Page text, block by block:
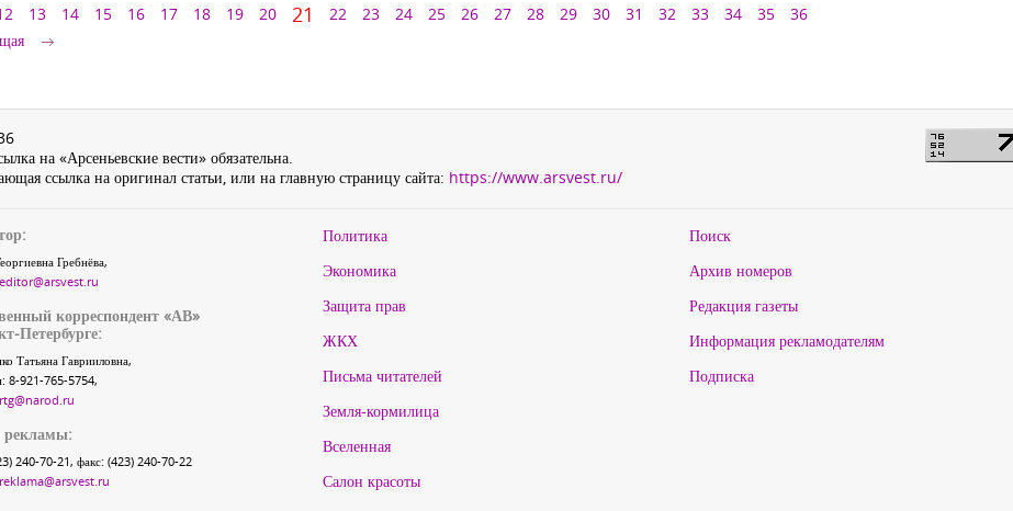
13 14 15 16 17 18 19 20 21 22 23 24 25 26 27 28 29 30 31 32 33 34 35
36
на «Арсеньевские вести» обязательна.
ссылка на оригинал статьи, или на главную страницу сайта: https://www.arsvest.ru/
Гребнёва,
editor@arsvest.ru
корреспондент «АВ»
Петербурге:
Татьяна Гаврииловна,
8-921-765-5754,
rtg@narod.ru
рекламы:
240-70-21, факс: (423) 240-70-22
reklama@arsvest.ru
Политика
Экономика
Защита прав
ЖКХ
Письма читателей
Земля-кормилица
Вселенная
Салон красоты
Поиск
Архив номеров
Редакция газеты
Информация рекламодателям
Подписка